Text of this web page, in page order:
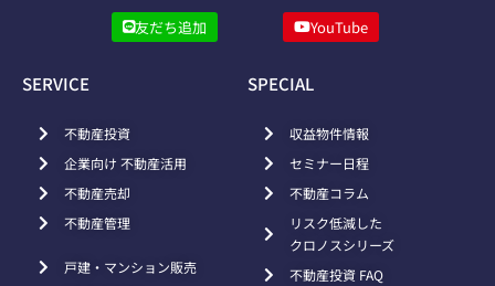
友だち追加 YouTube
SERVICE
不動産投資
企業向け 不動産活用
不動産売却
不動産管理
戸建・マンション販売
SPECIAL
収益物件情報
セミナー日程
不動産コラム
リスク低減した
クロノスシリーズ
不動産投資 FAQ